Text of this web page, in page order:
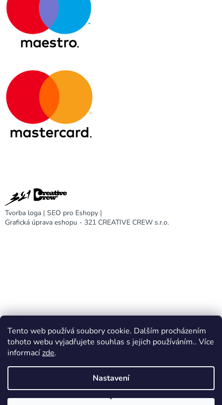
Tento web používá soubory cookie. Dalším procházením
tohoto webu vyjadřujete souhlas s jejich používáním.. Více
informacízde.
Nastavení
Tvorba loga | SEO pro Eshopy |
Grafická úprava eshopu - 321 CREATIVE CREW s.r.o.
DARA design
Vytvořil Shoptet